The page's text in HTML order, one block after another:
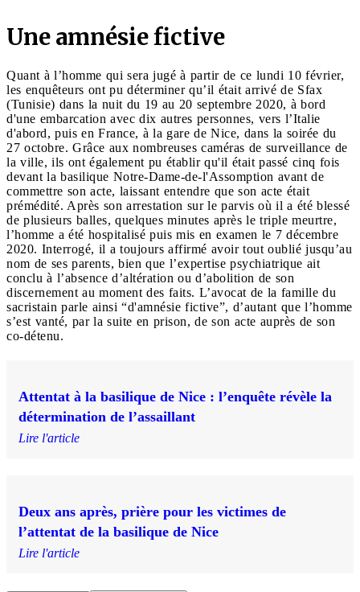
Une amnésie fictive
Quant à l’homme qui sera jugé à partir de ce lundi 10 février,
les enquêteurs ont pu déterminer qu’il était arrivé de Sfax
(Tunisie) dans la nuit du 19 au 20 septembre 2020, à bord
d'une embarcation avec dix autres personnes, vers l’Italie
d'abord, puis en France, à la gare de Nice, dans la soirée du
27 octobre. Grâce aux nombreuses caméras de surveillance de
la ville, ils ont également pu établir qu'il était passé cinq fois
devant la basilique Notre-Dame-de-l'Assomption avant de
commettre son acte, laissant entendre que son acte était
prémédité. Après son arrestation sur le parvis où il a été blessé
de plusieurs balles, quelques minutes après le triple meurtre,
l’homme a été hospitalisé puis mis en examen le 7 décembre
2020. Interrogé, il a toujours affirmé avoir tout oublié jusqu’au
nom de ses parents, bien que l’expertise psychiatrique ait
conclu à l’absence d’altération ou d’abolition de son
discernement au moment des faits. L’avocat de la famille du
sacristain parle ainsi “d'amnésie fictive”, d’autant que l’homme
s’est vanté, par la suite en prison, de son acte auprès de son
co-détenu.
Attentat à la basilique de Nice : l’enquête révèle la
détermination de l’assaillant
Lire l'article
Deux ans après, prière pour les victimes de
l’attentat de la basilique de Nice
Lire l'article